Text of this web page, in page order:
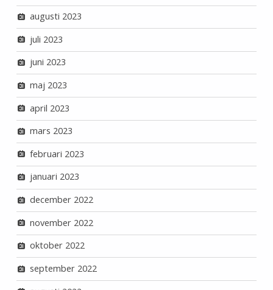
augusti 2023
juli 2023
juni 2023
maj 2023
april 2023
mars 2023
februari 2023
januari 2023
december 2022
november 2022
oktober 2022
september 2022